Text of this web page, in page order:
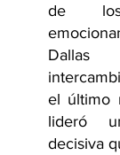
de
el último
lideró
decisiva